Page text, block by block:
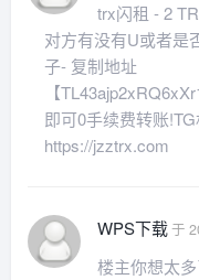
trx闪租 - 2
对方有没有U或者是
子- 复制地址
【
即可0手续费转账
https://jzztrx.com
WPS下载于
楼主你想太